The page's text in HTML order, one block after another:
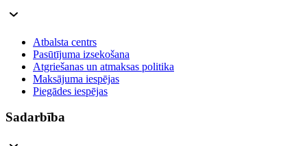
Atbalsta centrs
Pasūtījuma izsekošana
Atgriešanas un atmaksas politika
Maksājuma iespējas
Piegādes iespējas
Sadarbība